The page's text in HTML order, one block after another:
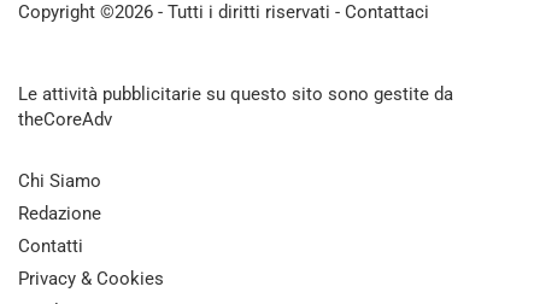
Copyright ©2026 - Tutti i diritti riservati - Contattaci
Le attività pubblicitarie su questo sito sono gestite da
theCoreAdv
Chi Siamo
Redazione
Contatti
Privacy & Cookies